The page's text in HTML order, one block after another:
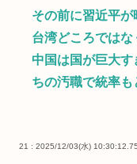
その前に習近平
台湾どころではな
中国は国が巨大
ちの汚職で統率も
21 : 2025/12/03(水) 10:30:12.75